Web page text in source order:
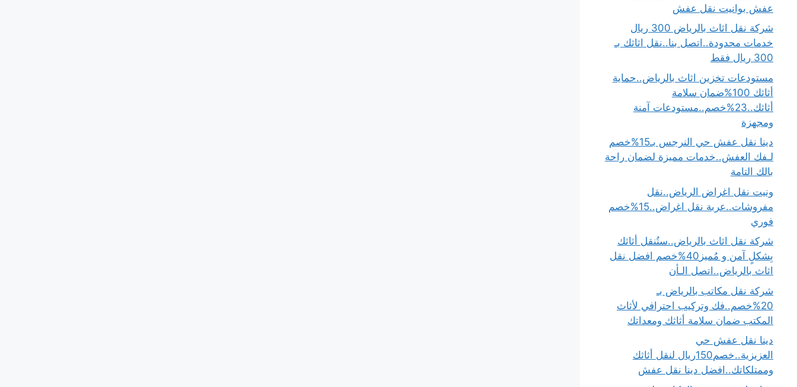
عفش بوانيت نقل عفش
شركة نقل اثاث بالرياض 300 ريال
خدمات محدودة..اتصل بنا..نقل اثاثك بـ
300 ريال فقط
مستودعات تخزين اثاث بالرياض..حماية
أثاثك 100%ضمان سلامة
أثاثك..23%خصم..مستودعات آمنة
ومجهزة
دينا نقل عفش حي النرجس بـ15%خصم
لـفك العفش..خدمات مميزة لضمان راحة
بالك التامة
ونيت نقل اغراض الرياض..نقل
مفروشات..عربة نقل اغراض..15%خصم
فوري
شركة نقل اثاث بالرياض..ستُنقل أثاثك
بِشكلٍ آمن و مُميز40%خصم افضل نقل
اثاث بالرياض..اتصل الـأن
شركة نقل مكاتب بالرياض بـ
20%خصم..فك وتركيب احترافي لأثاث
المكتب ضمان سلامة أثاثك ومعداتك
دينا نقل عفش حي
العزيزية..خصم150ريال لنقل أثاثك
وممتلكاتك..افضل دينا نقل عفش